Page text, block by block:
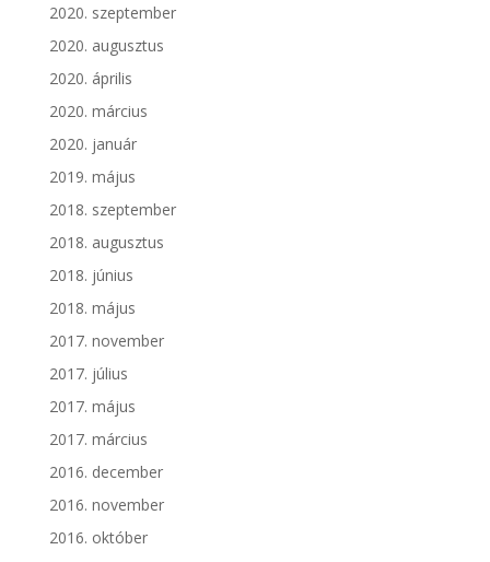
2020. szeptember
2020. augusztus
2020. április
2020. március
2020. január
2019. május
2018. szeptember
2018. augusztus
2018. június
2018. május
2017. november
2017. július
2017. május
2017. március
2016. december
2016. november
2016. október